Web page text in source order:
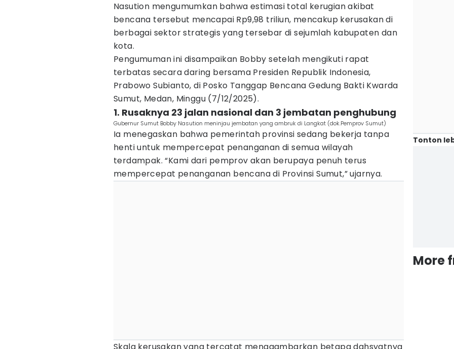
Nasution mengumumkan bahwa estimasi total kerugian akibat
bencana tersebut mencapai Rp9,98 triliun, mencakup kerusakan di
berbagai sektor strategis yang tersebar di sejumlah kabupaten dan
kota.
‎‎Pengumuman ini disampaikan Bobby setelah mengikuti rapat
terbatas secara daring bersama Presiden Republik Indonesia,
Prabowo Subianto, di Posko Tanggap Bencana Gedung Bakti Kwarda
Sumut, Medan, Minggu (7/12/2025).
1. Rusaknya 23 jalan nasional dan 3 jembatan penghubung
Gubernur Sumut Bobby Nasution meninjau jembatan yang ambruk di Langkat (dok.Pemprov Sumut)
Ia menegaskan bahwa pemerintah provinsi sedang bekerja tanpa
henti untuk mempercepat penanganan di semua wilayah
terdampak. “Kami dari pemprov akan berupaya penuh terus
mempercepat penanganan bencana di Provinsi Sumut,” ujarnya.
Tonton
More